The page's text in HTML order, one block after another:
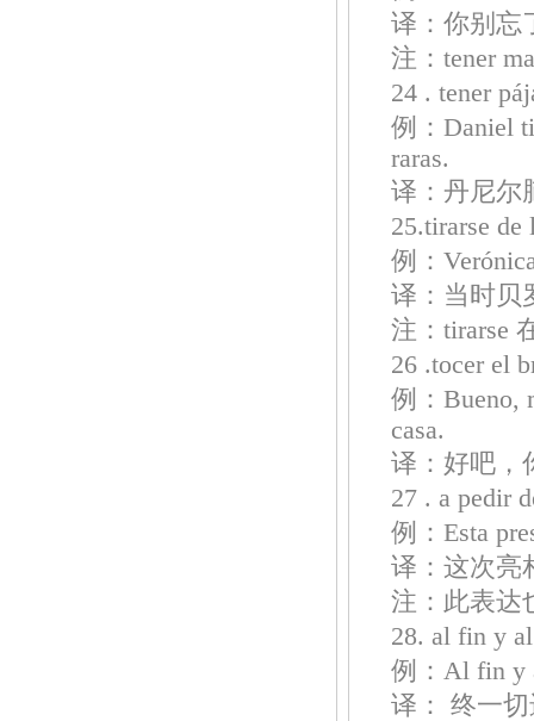
译：你别忘
注：tener
24 . tener
例：Daniel
raras.
译：丹尼尔
25.tirarse
例：
译：当时贝
注：tirarse
26 .tocer el
例：Bueno,
casa.
译：好吧，
27 . a pedir
例：Esta
译：这次亮
注：此表达
28. al fin y
例：Al fin y
译： 终一